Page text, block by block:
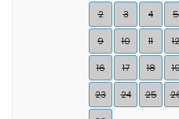
2 3 4 5
9 10 11 12
16 17 18
23 24 25